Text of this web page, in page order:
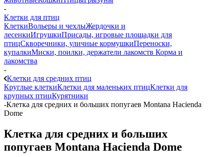
-
Клетки для птиц
КлеткиВольеры и чехлыЖердочки и
лесенкиИгрушкиПрисады, игровые площадки для
птицСкворечники, уличные кормушкиПереноски,
купалкиМиски, поилки, держатели лакомств Корма и
лакомства
-
Клетки для средних птиц
Круглые клеткиКлетки для маленьких птицКлетки для
крупных птицКурятники
-Клетка для средних и больших попугаев Montana Hacienda
Dome
Клетка для средних и больших
попугаев Montana Hacienda Dome